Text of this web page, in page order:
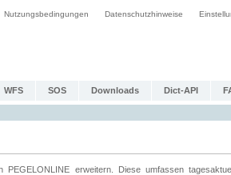
Nutzungsbedingungen Datenschutzhinweise
WFS SOS Downloads Dict-API
erweitern. Diese umfassen